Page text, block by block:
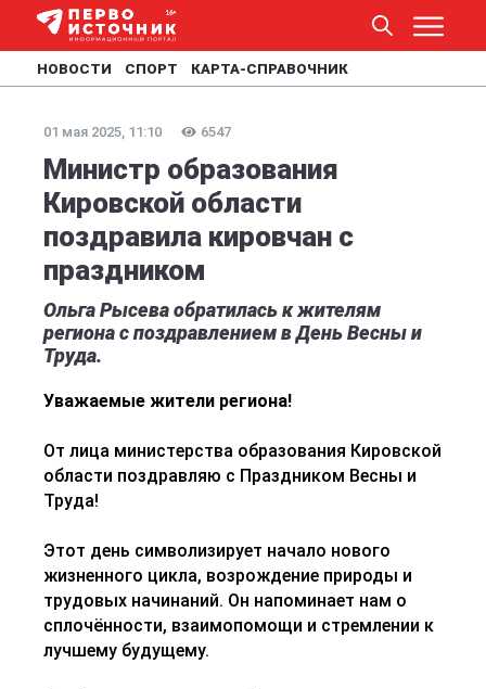
НОВОСТИ СПОРТ КАРТА-СПРАВОЧНИК
01 мая 2025, 11:10 6547
Министр образования
Кировской области
поздравила кировчан с
праздником
Ольга Рысева обратилась к жителям
региона с поздравлением в День Весны и
Труда.
Уважаемые жители региона!
От лица министерства образования Кировской
области поздравляю с Праздником Весны и
Труда!
Этот день символизирует начало нового
жизненного цикла, возрождение природы и
трудовых начинаний. Он напоминает нам о
сплочённости, взаимопомощи и стремлении к
лучшему будущему.